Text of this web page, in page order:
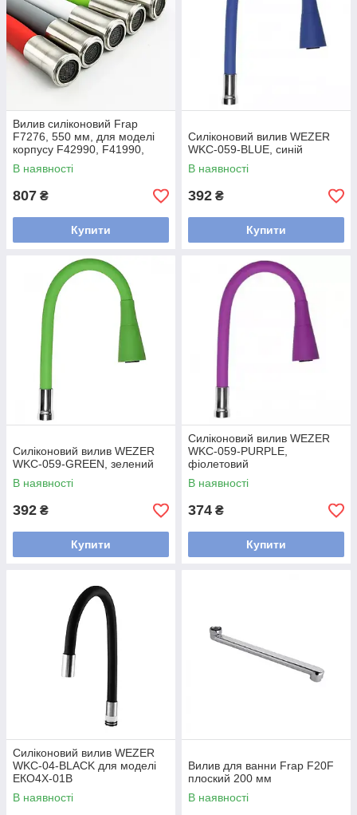
Вилив силіконовий Frap
F7276, 550 мм, для моделі
корпусу F42990, F41990,
F40990, білий
В наявності
807 ₴
Купити
Силіконовий вилив WEZER
WKC-059-BLUE, синій
В наявності
392 ₴
Купити
Силіконовий вилив WEZER
WKC-059-GREEN, зелений
В наявності
392 ₴
Купити
Силіконовий вилив WEZER
WKC-059-PURPLE,
фіолетовий
В наявності
374 ₴
Купити
Силіконовий вилив WEZER
WKC-04-BLACK для моделі
ЕКО4Х-01В
В наявності
Вилив для ванни Frap F20F
плоский 200 мм
В наявності